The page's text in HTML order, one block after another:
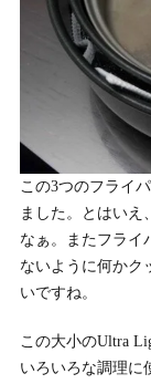
この3つのフライ
ました。とはいえ
なぁ。またフライ
ないように何かク
いですね。
この大小のUltra
いろいろな調理に